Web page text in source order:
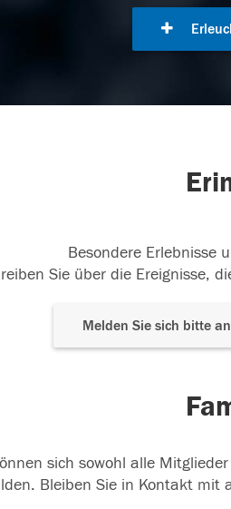
Besondere Erlebnisse
Sie über die Ereignisse,
Melden Sie sich bitte
sich sowohl alle
Bleiben Sie in Kontakt